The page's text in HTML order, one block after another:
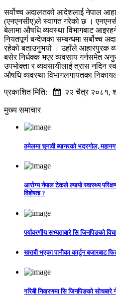
सर्वोच्च अदालतको आदेशलाई नेपाल
(एनएनसीए)ले स्वागत गरेको छ ।
बेलामा औषधि व्यवस्था विभागबाट
नियतपूर्ण बन्देजका सम्बन्धमा सर्बोच्च
रहेको बताउनुभयो । उहाँले आहारपुरक
बसेर निर्धक्क भएर व्यवसाय गर्नसमेत
उपभोक्ता र व्यवसायीलाई त्रास नदिन
औषधि व्यवस्था विभागलगायतका
प्रकाशित मिति:
२२ चैत्र २०८१,
मुख्य समाचार
ठमेलमा चुनावी ब्यानरको भद्रगोल,
आरोग्य नेपाल टेकले ल्यायो स्वास्थ्य
विशेषता ?
पर्यावरणीय सभ्यताबारे सि जिनपिङको
खराबी भएका पानीका कार्टुन बजारबाट
गरिबी निवारणमा सि जिनपिङको सोचबारे